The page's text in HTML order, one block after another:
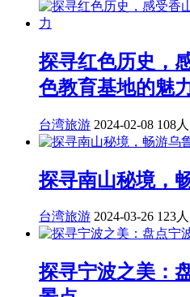
探寻红色历史，
色教育基地的魅
台湾旅游 2024-02-08 108
探寻南山秘境，
台湾旅游 2024-03-26 123
探寻宁波之美：